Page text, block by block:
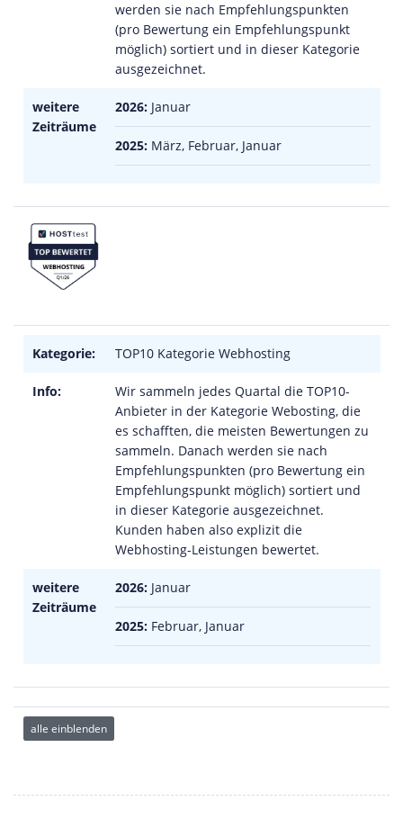
werden sie nach Empfehlungspunkten
(pro Bewertung ein Empfehlungspunkt
möglich) sortiert und in dieser Kategorie
ausgezeichnet.
weitere
Zeiträume
2026: Januar
2025: März, Februar, Januar
Kategorie: TOP10 Kategorie Webhosting
Info:
Wir sammeln jedes Quartal die TOP10-
Anbieter in der Kategorie Webosting, die
es schafften, die meisten Bewertungen zu
sammeln. Danach werden sie nach
Empfehlungspunkten (pro Bewertung ein
Empfehlungspunkt möglich) sortiert und
in dieser Kategorie ausgezeichnet.
Kunden haben also explizit die
Webhosting-Leistungen bewertet.
weitere
Zeiträume
2026: Januar
2025: Februar, Januar
alle einblenden